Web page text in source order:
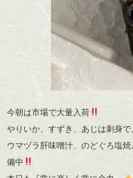
今朝は市場で大量入荷
やりいか、すずき、あじは刺身で
ウマヅラ肝味噌汁、のどぐろ塩
備中